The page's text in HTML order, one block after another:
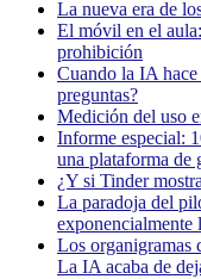
La nueva era de
El móvil en el
prohibición
Cuando la IA
preguntas?
Medición del uso
Informe especial:
una plataforma de
¿Y si Tinder
La paradoja del
exponencialmente
Los organigramas
La IA acaba de